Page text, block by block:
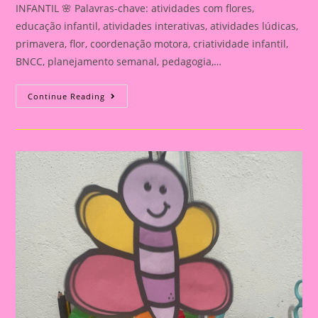
INFANTIL 🌸 Palavras-chave: atividades com flores,
educação infantil, atividades interativas, atividades lúdicas,
primavera, flor, coordenação motora, criatividade infantil,
BNCC, planejamento semanal, pedagogia,…
Continue Reading ATIVIDADE
INTERATIVA
O
PARA
EDUCAÇÃO
INFANTIL